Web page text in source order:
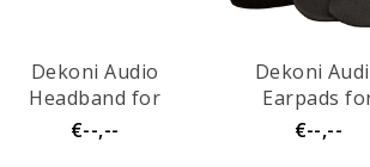
Dekoni Audio
Headband for
Sennheiser HD600
€--,--
Dekoni
Earpads
Sennheiser
€--,--